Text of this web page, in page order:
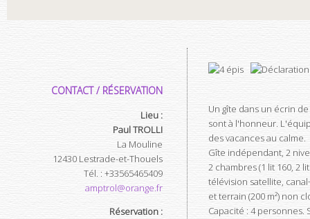
CONTACT / RÉSERVATION
Lieu :
Paul TROLLI
La Mouline
12430 Lestrade-et-Thouels
Tél. : +33565465409
amptrol@orange.fr
Réservation :
Un gîte dans un écrin
sont à l'honneur.
des vacances au calme.
Gîte indépendant, 2
2 chambres (1 lit 160, 2
télévision satellite,
et terrain (200 m²) non
Capacité : 4 personnes.